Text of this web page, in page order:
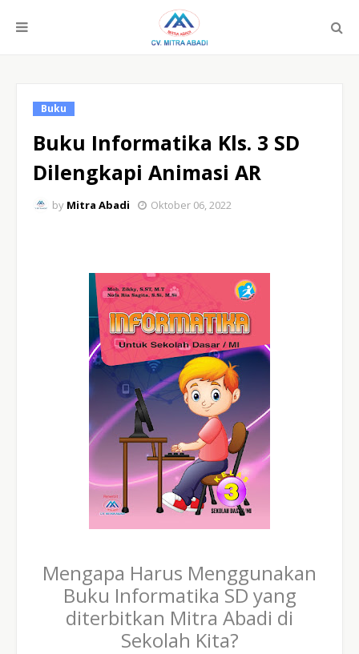
Buku
Buku Informatika Kls. 3 SD
Dilengkapi Animasi AR
by Mitra Abadi Oktober 06, 2022
Mengapa Harus Menggunakan
Buku Informatika SD yang
diterbitkan Mitra Abadi di
Sekolah Kita?